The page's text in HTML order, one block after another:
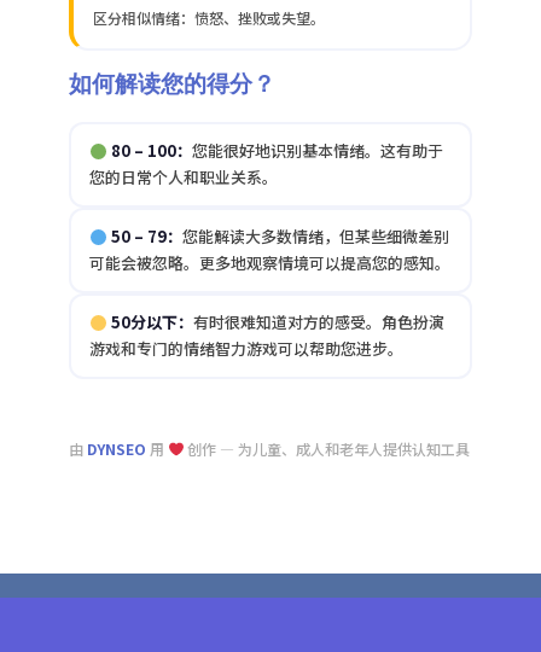
区分相似情绪：愤怒、挫败或失望。
如何解读您的得分？
80 – 100：您能很好地识别基本情绪。这有助于
您的日常个人和职业关系。
50 – 79：您能解读大多数情绪，但某些细微差别
可能会被忽略。更多地观察情境可以提高您的感知。
50分以下：有时很难知道对方的感受。角色扮演
游戏和专门的情绪智力游戏可以帮助您进步。
由 DYNSEO 用 创作 — 为儿童、成人和老年人提供认知工具